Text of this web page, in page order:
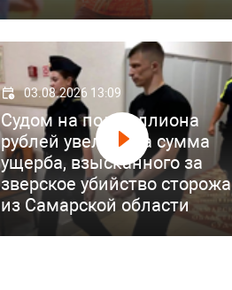
03.08.2026 13:09
Судом на полмиллиона
рублей увеличена сумма
ущерба, взысканного за
зверское убийство сторожа
из Самарской области